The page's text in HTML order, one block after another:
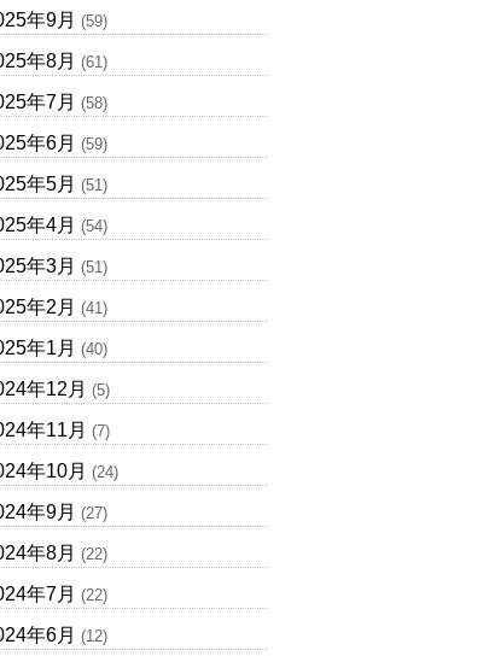
年9月 (59)
年8月 (61)
年7月 (58)
年6月 (59)
年5月 (51)
年4月 (54)
年3月 (51)
年2月 (41)
年1月 (40)
年12月 (5)
年11月 (7)
年10月 (24)
年9月 (27)
年8月 (22)
年7月 (22)
年6月 (12)